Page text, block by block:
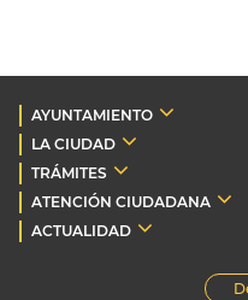
AYUNTAMIENTO
LA CIUDAD
TRÁMITES
ATENCIÓN CIUDADANA
ACTUALIDAD